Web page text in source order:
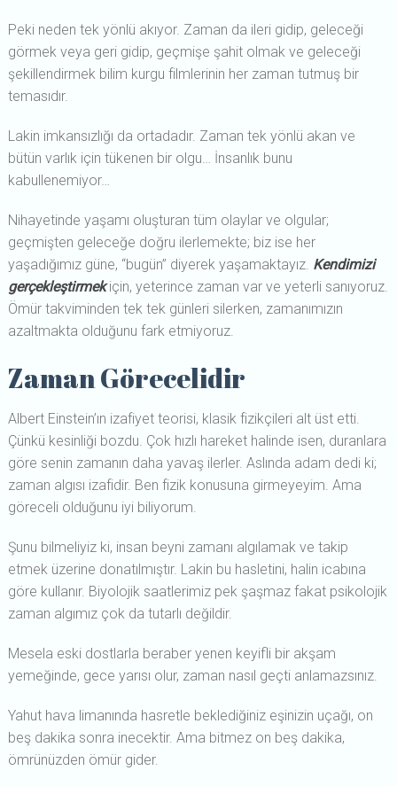
Peki neden tek yönlü akıyor. Zaman da ileri gidip, geleceği
görmek veya geri gidip, geçmişe şahit olmak ve geleceği
şekillendirmek bilim kurgu filmlerinin her zaman tutmuş bir
temasıdır.
Lakin imkansızlığı da ortadadır. Zaman tek yönlü akan ve
bütün varlık için tükenen bir olgu… İnsanlık bunu
kabullenemiyor…
Nihayetinde yaşamı oluşturan tüm olaylar ve olgular;
geçmişten geleceğe doğru ilerlemekte; biz ise her
yaşadığımız güne, “bugün” diyerek yaşamaktayız. Kendimizi
gerçekleştirmekiçin, yeterince zaman var ve yeterli sanıyoruz.
Ömür takviminden tek tek günleri silerken, zamanımızın
azaltmakta olduğunu fark etmiyoruz.
Zaman Görecelidir
Albert Einstein’ın izafiyet teorisi, klasik fizikçileri alt üst etti.
Çünkü kesinliği bozdu. Çok hızlı hareket halinde isen, duranlara
göre senin zamanın daha yavaş ilerler. Aslında adam dedi ki;
zaman algısı izafidir. Ben fizik konusuna girmeyeyim. Ama
göreceli olduğunu iyi biliyorum.
Şunu bilmeliyiz ki, insan beyni zamanı algılamak ve takip
etmek üzerine donatılmıştır. Lakin bu hasletini, halin icabına
göre kullanır. Biyolojik saatlerimiz pek şaşmaz fakat psikolojik
zaman algımız çok da tutarlı değildir.
Mesela eski dostlarla beraber yenen keyifli bir akşam
yemeğinde, gece yarısı olur, zaman nasıl geçti anlamazsınız.
Yahut hava limanında hasretle beklediğiniz eşinizin uçağı, on
beş dakika sonra inecektir. Ama bitmez on beş dakika,
ömrünüzden ömür gider.